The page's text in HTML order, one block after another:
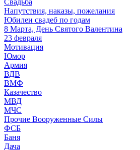
Свадьба
Напутствия, наказы, пожелания
Юбилеи свадеб по годам
8 Марта, День Святого Валентина
23 февраля
Мотивация
Юмор
Армия
ВДВ
ВМФ
Казачество
МВД
МЧС
Прочие Вооруженные Силы
ФСБ
Баня
Дача